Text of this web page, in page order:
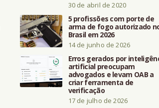
30 de abril de 2020
5 profissões com porte de
arma de fogo autorizado
Brasil em 2026
14 de junho de 2026
Erros gerados por
artificial preocupam
advogados e levam OAB a
criar ferramenta de
verificação
17 de julho de 2026